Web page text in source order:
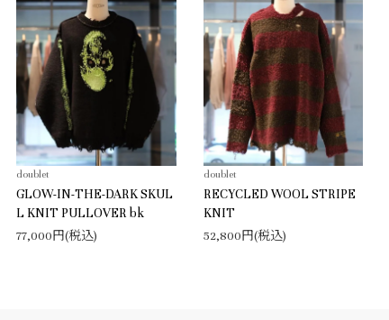
doublet
GLOW-IN-THE-DARK SKUL
L KNIT PULLOVER bk
77,000円(税込)
doublet
RECYCLED WOOL STRIPE
KNIT
52,800円(税込)